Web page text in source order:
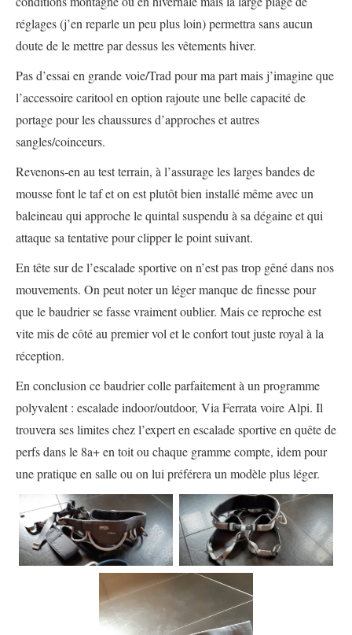
réglages (j’en reparle un peu plus loin) permettra sans aucun
doute de le mettre par dessus les vêtements hiver.
Pas d’essai en grande voie/Trad pour ma part mais j’imagine que
l’accessoire caritool en option rajoute une belle capacité de
portage pour les chaussures d’approches et autres
sangles/coinceurs.
Revenons-en au test terrain, à l’assurage les larges bandes de
mousse font le taf et on est plutôt bien installé même avec un
baleineau qui approche le quintal suspendu à sa dégaine et qui
attaque sa tentative pour clipper le point suivant.
En tête sur de l’escalade sportive on n’est pas trop gêné dans nos
mouvements. On peut noter un léger manque de finesse pour
que le baudrier se fasse vraiment oublier. Mais ce reproche est
vite mis de côté au premier vol et le confort tout juste royal à la
réception.
En conclusion ce baudrier colle parfaitement à un programme
polyvalent : escalade indoor/outdoor, Via Ferrata voire Alpi. Il
trouvera ses limites chez l’expert en escalade sportive en quête de
perfs dans le 8a+ en toit ou chaque gramme compte, idem pour
une pratique en salle ou on lui préférera un modèle plus léger.